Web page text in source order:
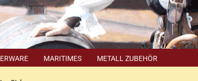
MARITIMES METALL ZUBEHÖR